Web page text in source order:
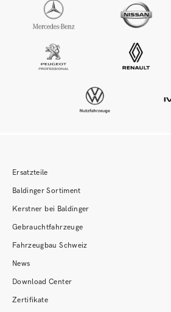
Ersatzteile
Baldinger Sortiment
Kerstner bei Baldinger
Gebrauchtfahrzeuge
Fahrzeugbau Schweiz
News
Download Center
Zertifikate